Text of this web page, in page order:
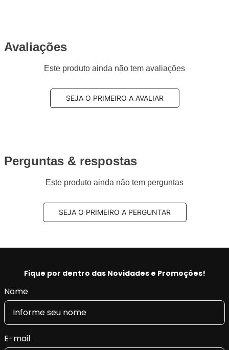
Avaliações
Este produto ainda não tem avaliações
SEJA O PRIMEIRO A AVALIAR
Perguntas & respostas
Este produto ainda não tem perguntas
SEJA O PRIMEIRO A PERGUNTAR
Fique por dentro das Novidades e Promoções!
Nome
E-mail